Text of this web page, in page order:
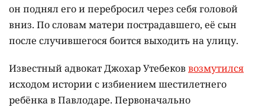
он поднял его и перебросил через себя головой
вниз. По словам матери пострадавшего, её сын
после случившегося боится выходить на улицу.
Известный адвокат Джохар Утебековвозмутился
исходом истории с избиением шестилетнего
ребёнка в Павлодаре. Первоначально